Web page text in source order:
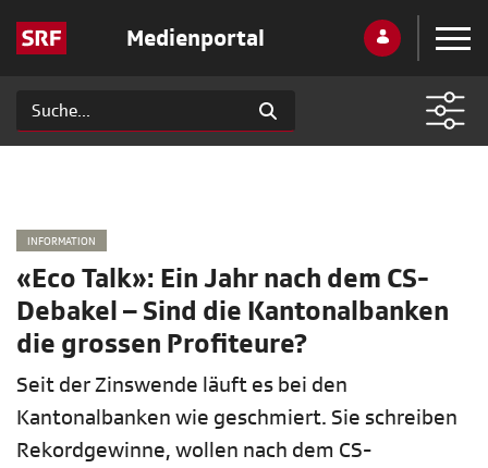
Medienportal
INFORMATION
«Eco Talk»: Ein Jahr nach dem CS-
Debakel – Sind die Kantonalbanken
die grossen Profiteure?
Seit der Zinswende läuft es bei den
Kantonalbanken wie geschmiert. Sie schreiben
Rekordgewinne, wollen nach dem CS-